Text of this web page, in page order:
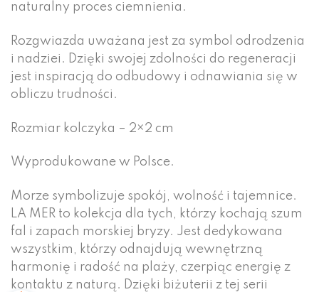
naturalny proces ciemnienia.
Rozgwiazda uważana jest za symbol odrodzenia
i nadziei. Dzięki swojej zdolności do regeneracji
jest inspiracją do odbudowy i odnawiania się w
obliczu trudności.
Rozmiar kolczyka – 2×2 cm
Wyprodukowane w Polsce.
Morze symbolizuje spokój, wolność i tajemnice.
LA MER to kolekcja dla tych, którzy kochają szum
fal i zapach morskiej bryzy. Jest dedykowana
wszystkim, którzy odnajdują wewnętrzną
harmonię i radość na plaży, czerpiąc energię z
kontaktu z naturą. Dzięki biżuterii z tej serii